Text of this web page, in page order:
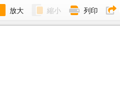
放大 縮小 列印